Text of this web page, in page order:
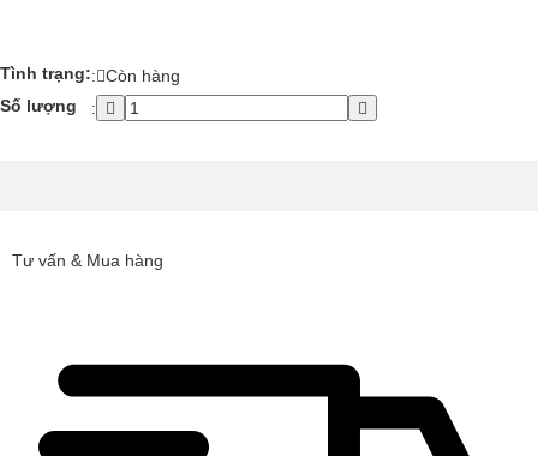
Tình trạng:: Còn hàng
Số lượng
:
Tư vấn & Mua hàng